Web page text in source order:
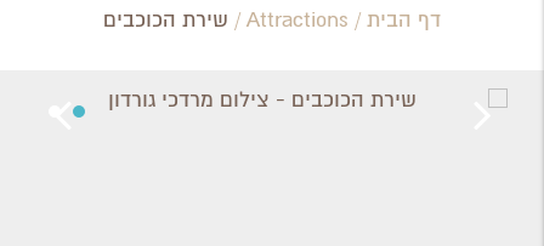
Search Category / Business
Region / Settlement
דף הבית /
Attractions
/ שירת הכוכבים